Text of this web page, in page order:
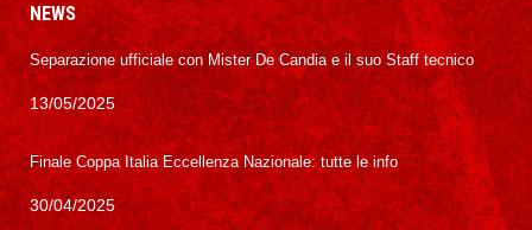
NEWS
Separazione ufficiale con Mister De Candia e il suo Staff tecnico
13/05/2025
Finale Coppa Italia Eccellenza Nazionale: tutte le info
30/04/2025